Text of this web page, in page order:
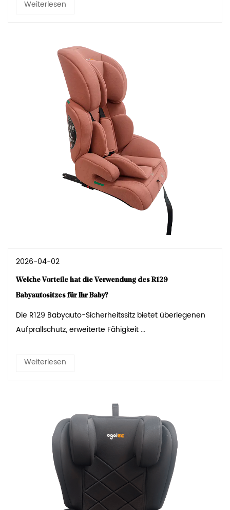
Weiterlesen
2026-04-02
Welche Vorteile hat die Verwendung des R129
Babyautositzes für Ihr Baby?
Die R129 Babyauto-Sicherheitssitz bietet überlegenen
Aufprallschutz, erweiterte Fähigkeit ...
Weiterlesen